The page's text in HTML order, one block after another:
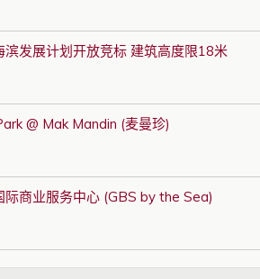
滨发展计划开放竞标 建筑高度限18米
@ Mak Mandin (麦曼珍)
际商业服务中心 (GBS by the Sea)